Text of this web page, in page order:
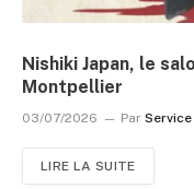
Nishiki Japan, le
Montpellier
03/07/2026 Par
LIRE LA SUITE